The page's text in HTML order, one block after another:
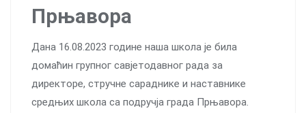
Прњавора
Дана 16.08.2023 године наша школа је била
домаћин групног савјетодавног рада за
директоре, стручне сараднике и наставнике
средњих школа са подручја града Прњавора.